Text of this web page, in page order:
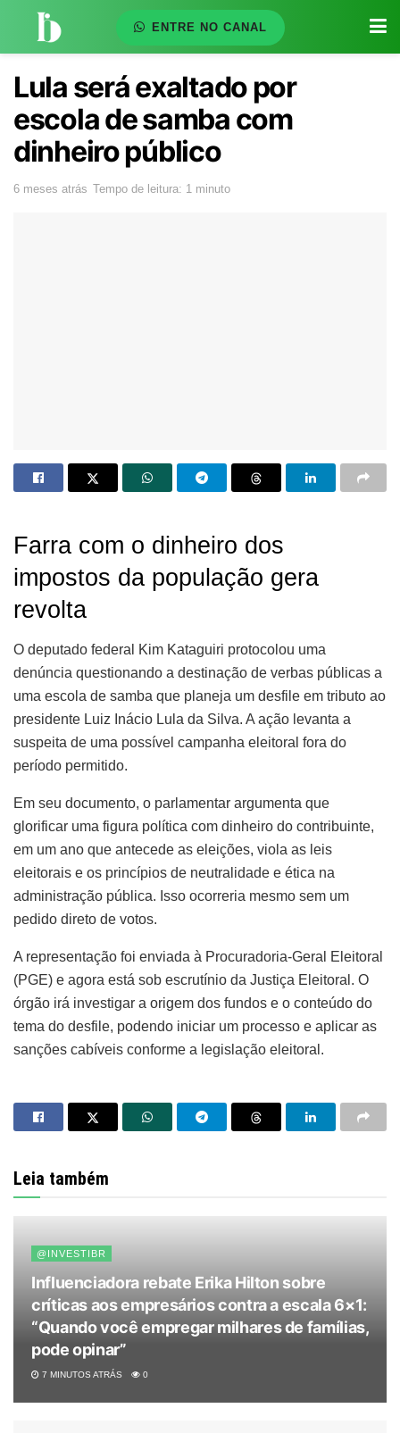
ENTRE NO CANAL
Lula será exaltado por
escola de samba com
dinheiro público
6 meses atrás Tempo de leitura: 1 minuto
Farra com o dinheiro dos
impostos da população gera
revolta
O deputado federal Kim Kataguiri protocolou uma
denúncia questionando a destinação de verbas públicas a
uma escola de samba que planeja um desfile em tributo ao
presidente Luiz Inácio Lula da Silva. A ação levanta a
suspeita de uma possível campanha eleitoral fora do
período permitido.
Em seu documento, o parlamentar argumenta que
glorificar uma figura política com dinheiro do contribuinte,
em um ano que antecede as eleições, viola as leis
eleitorais e os princípios de neutralidade e ética na
administração pública. Isso ocorreria mesmo sem um
pedido direto de votos.
A representação foi enviada à Procuradoria-Geral Eleitoral
(PGE) e agora está sob escrutínio da Justiça Eleitoral. O
órgão irá investigar a origem dos fundos e o conteúdo do
tema do desfile, podendo iniciar um processo e aplicar as
sanções cabíveis conforme a legislação eleitoral.
Leia também
@INVESTIBR
Influenciadora rebate Erika Hilton sobre
críticas aos empresários contra a escala 6×1:
“Quando você empregar milhares de famílias,
pode opinar”
7 MINUTOS ATRÁS 0